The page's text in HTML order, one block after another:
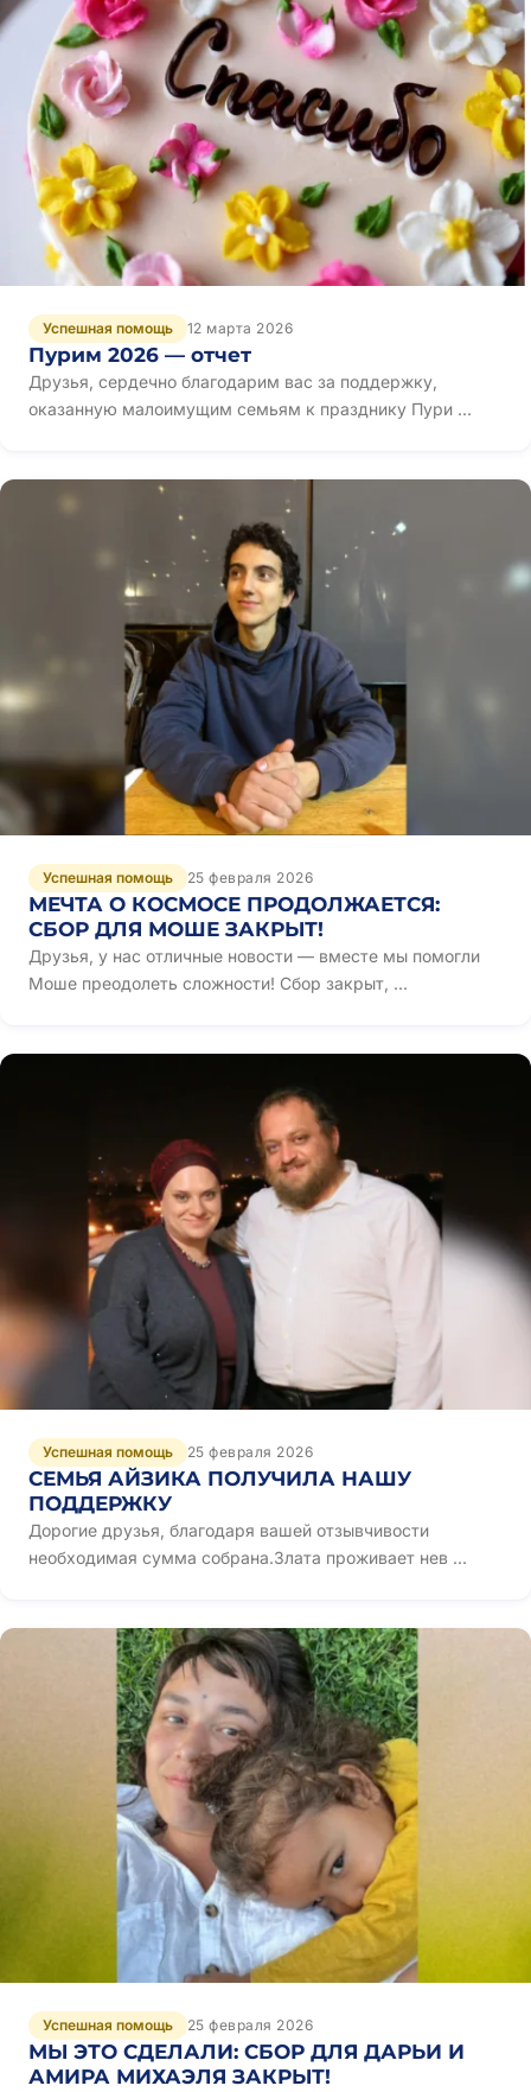
Успешная помощь 12 марта 2026
Пурим 2026 — отчет
Друзья, сердечно благодарим вас за поддержку,
оказанную малоимущим семьям к празднику Пури ...
Успешная помощь 25 февраля 2026
МЕЧТА О КОСМОСЕ ПРОДОЛЖАЕТСЯ:
СБОР ДЛЯ МОШЕ ЗАКРЫТ!
Друзья, у нас отличные новости — вместе мы помогли
Моше преодолеть сложности! Сбор закрыт, ...
Успешная помощь 25 февраля 2026
СЕМЬЯ АЙЗИКА ПОЛУЧИЛА НАШУ
ПОДДЕРЖКУ
Дорогие друзья, благодаря вашей отзывчивости
необходимая сумма собрана.Злата проживает нев ...
Успешная помощь 25 февраля 2026
МЫ ЭТО СДЕЛАЛИ: СБОР ДЛЯ ДАРЬИ И
АМИРА МИХАЭЛЯ ЗАКРЫТ!